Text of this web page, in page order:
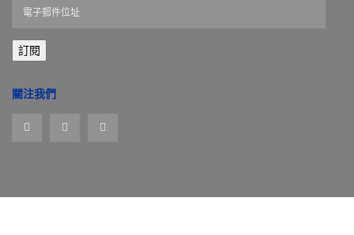
郵
件
址
訂閱
關注我們